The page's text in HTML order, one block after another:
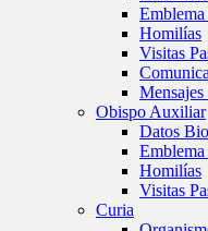
Homilías
Visitas
Obispo Auxiliar
Datos
Homilías
Visitas
Curia